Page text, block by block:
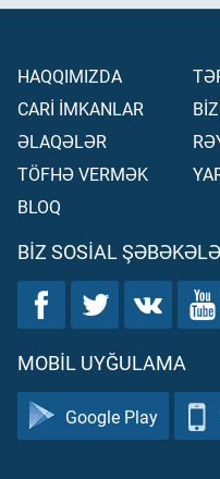
HAQQIMIZDA
CARİ İMKANLAR
ƏLAQƏLƏR
TÖFHƏ VERMƏK
BLOQ
BIZ SOSIAL
MOBIL UYĞULAMA
Google Play